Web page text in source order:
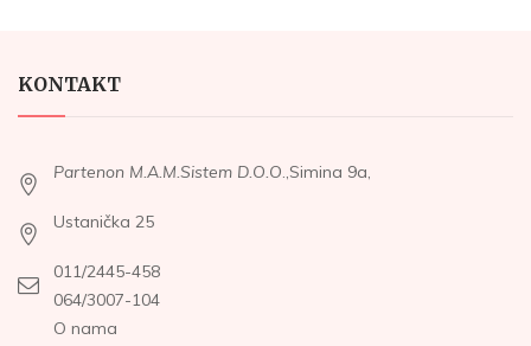
KONTAKT
Partenon M.A.M.Sistem D.O.O.,Simina 9a,
Ustanička 25
011/2445-458
064/3007-104
O nama